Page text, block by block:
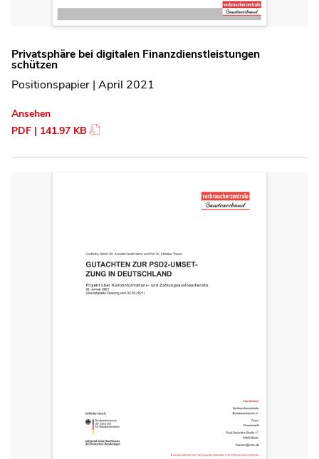
Privatsphäre bei digitalen Finanzdienstleistungen
schützen
Positionspapier | April 2021
Ansehen
PDF | 141.97 KB